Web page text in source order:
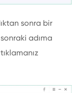
sonra bir
adıma